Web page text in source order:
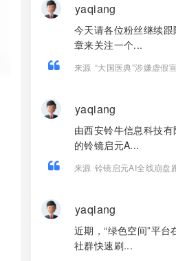
yaqiang
今天请各位粉丝继续
章来关注一个...
来源 “大国医典”涉嫌虚假
yaqiang
由西安铃牛信息科技
的铃镜启元A...
来源 铃镜启元AI全线崩盘
yaqiang
近期，“绿色空间”平台
社群快速刷...